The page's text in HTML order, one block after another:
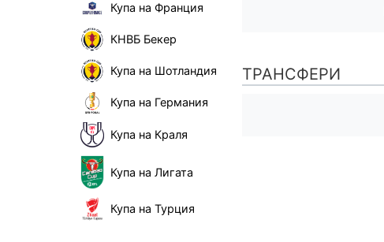
Купа на Франция
КНВБ Бекер
Купа на Шотландия
Купа на Германия
Купа на Краля
Купа на Лигата
Купа на Турция
ТРАНСФЕРИ